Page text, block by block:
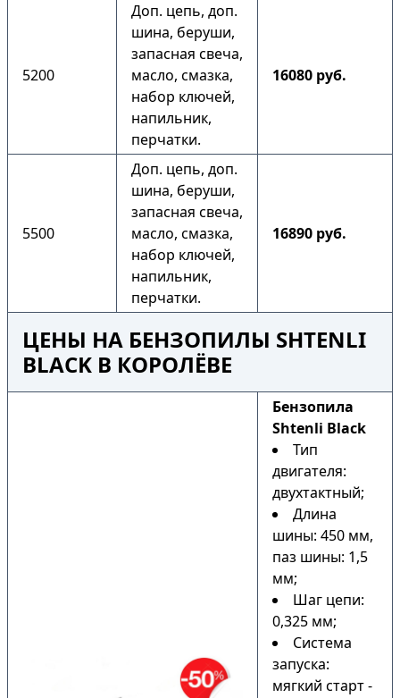
5200
Доп. цепь, доп.
шина, беруши,
запасная свеча,
масло, смазка,
набор ключей,
напильник,
перчатки.
16080 руб.
5500
Доп. цепь, доп.
шина, беруши,
запасная свеча,
масло, смазка,
набор ключей,
напильник,
перчатки.
16890 руб.
ЦЕНЫ НА БЕНЗОПИЛЫ SHTENLI
BLACK В КОРОЛЁВЕ
Бензопила
Shtenli Black
Тип
двигателя:
двухтактный;
Длина
шины: 450 мм,
паз шины: 1,5
мм;
Шаг цепи:
0,325 мм;
Система
запуска:
мягкий старт -